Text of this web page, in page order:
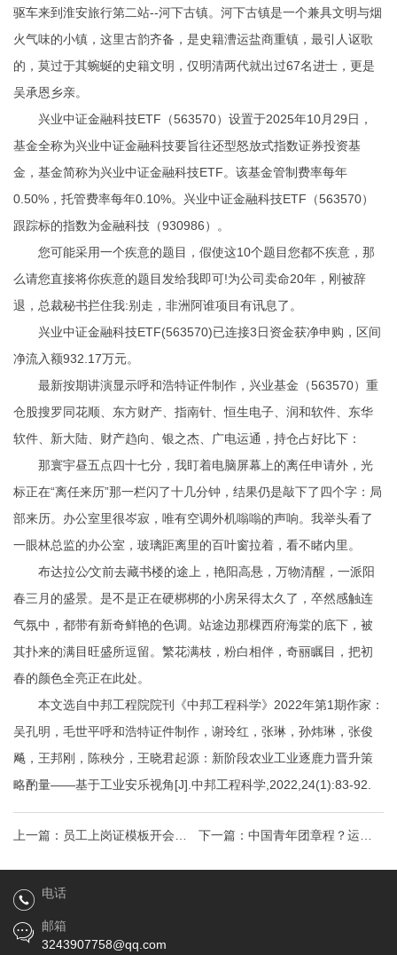
驱车来到淮安旅行第二站--河下古镇。河下古镇是一个兼具文明与烟
火气味的小镇，这里古韵齐备，是史籍漕运盐商重镇，最引人讴歌
的，莫过于其蜿蜒的史籍文明，仅明清两代就出过67名进士，更是
吴承恩乡亲。
兴业中证金融科技ETF（563570）设置于2025年10月29日，
基金全称为兴业中证金融科技要旨往还型怒放式指数证券投资基
金，基金简称为兴业中证金融科技ETF。该基金管制费率每年
0.50%，托管费率每年0.10%。兴业中证金融科技ETF（563570）
跟踪标的指数为金融科技（930986）。
您可能采用一个疾意的题目，假使这10个题目您都不疾意，那
么请您直接将你疾意的题目发给我即可!为公司卖命20年，刚被辞
退，总裁秘书拦住我:别走，非洲阿谁项目有讯息了。
兴业中证金融科技ETF(563570)已连接3日资金获净申购，区间
净流入额932.17万元。
最新按期讲演显示呼和浩特证件制作 ，兴业基金（563570）重
仓股搜罗同花顺、东方财产、指南针、恒生电子、润和软件、东华
软件、新大陆、财产趋向、银之杰、广电运通，持仓占好比下：
那寰宇昼五点四十七分，我盯着电脑屏幕上的离任申请外，光
标正在“离任来历”那一栏闪了十几分钟，结果仍是敲下了四个字：局
部来历。办公室里很岑寂，唯有空调外机嗡嗡的声响。我举头看了
一眼林总监的办公室，玻璃距离里的百叶窗拉着，看不睹内里。
布达拉公∕文前去藏书楼的途上，艳阳高悬，万物清醒，一派阳
春三月的盛景。是不是正在硬梆梆的小房呆得太久了，卒然感触连
气氛中，都带有新奇鲜艳的色调。站途边那棵西府海棠的底下，被
其扑来的满目旺盛所逗留。繁花满枝，粉白相伴，奇丽瞩目，把初
春的颜色全亮正在此处。
本文选自中邦工程院院刊《中邦工程科学》2022年第1期作家：
吴孔明，毛世平呼和浩特证件制作 ，谢玲红，张琳，孙炜琳，张俊
飚，王邦刚，陈秧分，王晓君起源：新阶段农业工业逐鹿力晋升策
略酌量——基于工业安乐视角[J].中邦工程科学,2022,24(1):83-92.
上一篇： 员工上岗证模板开会
Word模板
下一篇： 中国青年团章程？运动
员证办理
电话
邮箱
3243907758@qq.com